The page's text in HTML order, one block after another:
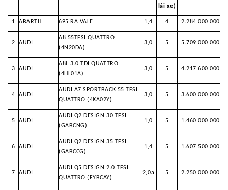
lái xe)
1 ABARTH 695 RA VALE 1,4 4 2.284.000.000
2 AUDI
A8 55TFSI QUATTRO
(4N20DA)
3,0 5 5.709.000.000
3 AUDI
A8L 3.0 TDI QUATTRO
(4HL01A)
3,0 5 4.217.600.000
4 AUDI
AUDI A7 SPORTBACK 55 TFSI
QUATTRO (4KA02Y)
3,0 5 3.600.000.000
5 AUDI
AUDI Q2 DESIGN 30 TFSI
(GABCNG)
1,0 5 1.460.000.000
6 AUDI
AUDI Q2 DESIGN 35 TFSI
(GABCCG)
1,4 5 1.607.500.000
7 AUDI
AUDI Q5 DESIGN 2.0 TFSI
QUATTRO (FYBCAY)
2,0a 5 2.250.000.000